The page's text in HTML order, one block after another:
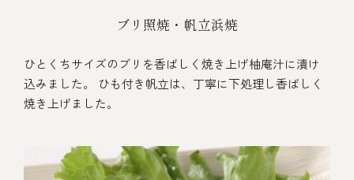
ブリ照焼・帆立浜焼
ひとくちサイズのブリを香ばしく焼き上げ柚庵汁に漬け
込みました。 ひも付き帆立は、丁寧に下処理し香ばしく
焼き上げました。